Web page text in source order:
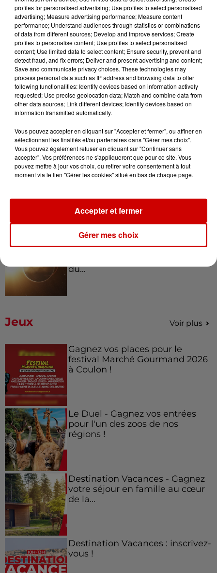
Crédit :Alouette | Thierry Matonnat
Infos Voir plus
9h45
Cambriolages : plus de 18 000
logements visités en juillet 2026,
en...
7 août 2026
Pape Léon XIV en France : quel
est son programme ?
7 août 2026
7 août 2026
Éclipse solaire : découvrez les
du...
Jeux Voir plus
Gagnez vos places pour le
festival Marché Gourmand 2026
à Coulon !
Le Duel - Gagnez vos entrées
pour l'un des zoos de nos
régions !
Destination Vacances - Gagnez
votre séjour en famille au cœur
de la...
Destination Vacances : inscrivez-
vous !
profiles for personalised advertising; Use profiles to select personalised
advertising; Measure advertising performance; Measure content
performance; Understand audiences through statistics or combinations
of data from different sources; Develop and improve services; Create
profiles to personalise content; Use profiles to select personalised
content; Use limited data to select content; Ensure security, prevent and
detect fraud, and fix errors; Deliver and present advertising and content;
Save and communicate privacy choices. These technologies may
process personal data such as IP address and browsing data to offer
following functionalities: Identify devices based on information actively
requested; Use precise geolocation data; Match and combine data from
other data sources; Link different devices; Identify devices based on
information transmitted automatically.
Vous pouvez accepter en cliquant sur "Accepter et fermer", ou affiner en
sélectionnant les finalités et/ou partenaires dans "Gérer mes choix".
Vous pouvez également refuser en cliquant sur "Continuer sans
accepter". Vos préférences ne s'appliqueront que pour ce site. Vous
pouvez mettre à jour vos choix, ou retirer votre consentement à tout
moment via le lien "Gérer les cookies" situé en bas de chaque page.
Gérer mes choix
Accepter et fermer